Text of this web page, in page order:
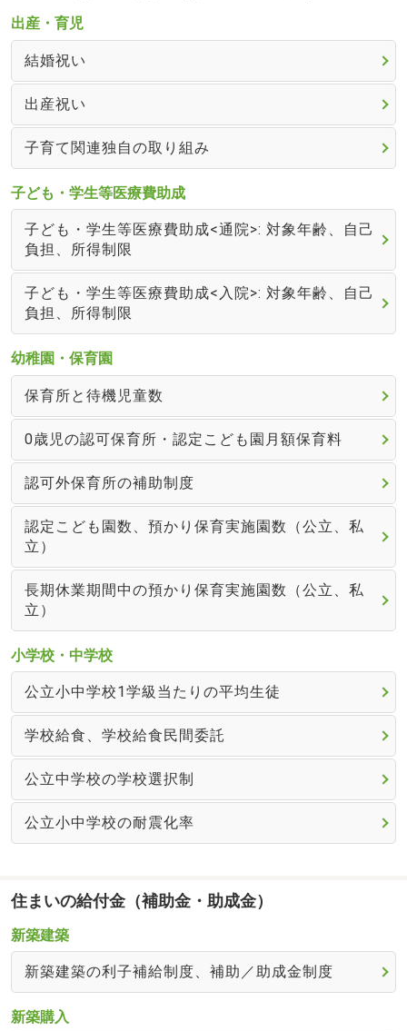
出産・育児
結婚祝い
出産祝い
子育て関連独自の取り組み
子ども・学生等医療費助成
子ども・学生等医療費助成<通院>: 対象年齢、自己
負担、所得制限
子ども・学生等医療費助成<入院>: 対象年齢、自己
負担、所得制限
幼稚園・保育園
保育所と待機児童数
0歳児の認可保育所・認定こども園月額保育料
認可外保育所の補助制度
認定こども園数、預かり保育実施園数（公立、私
立）
長期休業期間中の預かり保育実施園数（公立、私
立）
小学校・中学校
公立小中学校1学級当たりの平均生徒
学校給食、学校給食民間委託
公立中学校の学校選択制
公立小中学校の耐震化率
住まいの給付金（補助金・助成金）
新築建築
新築建築の利子補給制度、補助／助成金制度
新築購入